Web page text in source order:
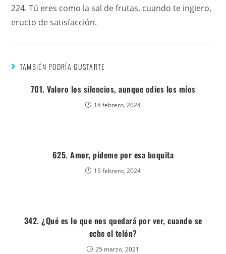
224. Tú eres como la sal de frutas, cuando te ingiero,
eructo de satisfacción.
TAMBIÉN PODRÍA GUSTARTE
701. Valoro los silencios, aunque odies los míos
18 febrero, 2024
625. Amor, pídeme por esa boquita
15 febrero, 2024
342. ¿Qué es lo que nos quedará por ver, cuando se
eche el telón?
25 marzo, 2021